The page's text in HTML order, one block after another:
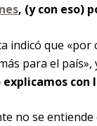
, (y con eso)
indicó que «por
para el país»,
explicamos
no se